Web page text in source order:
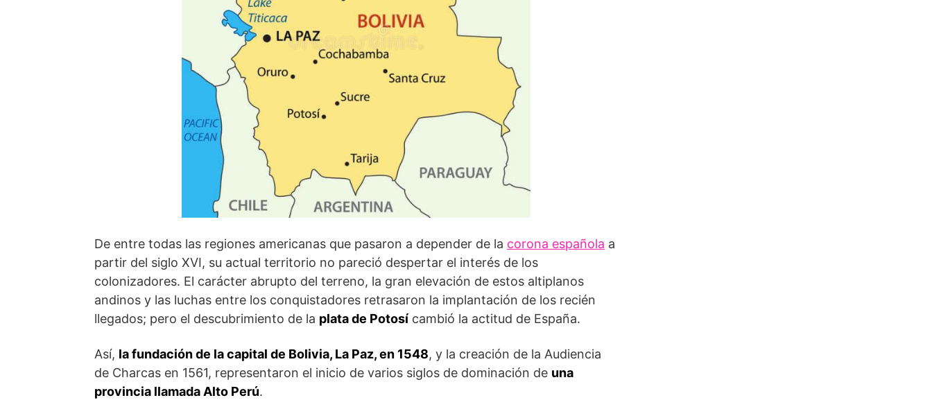
De entre todas las regiones americanas que pasaron a depender de la corona española a
partir del siglo XVI, su actual territorio no pareció despertar el interés de los
colonizadores. El carácter abrupto del terreno, la gran elevación de estos altiplanos
andinos y las luchas entre los conquistadores retrasaron la implantación de los recién
llegados; pero el descubrimiento de la plata de Potosí cambió la actitud de España.
Así, la fundación de la capital de Bolivia, La Paz, en 1548, y la creación de la Audiencia
de Charcas en 1561, representaron el inicio de varios siglos de dominación de una
provincia llamada Alto Perú.